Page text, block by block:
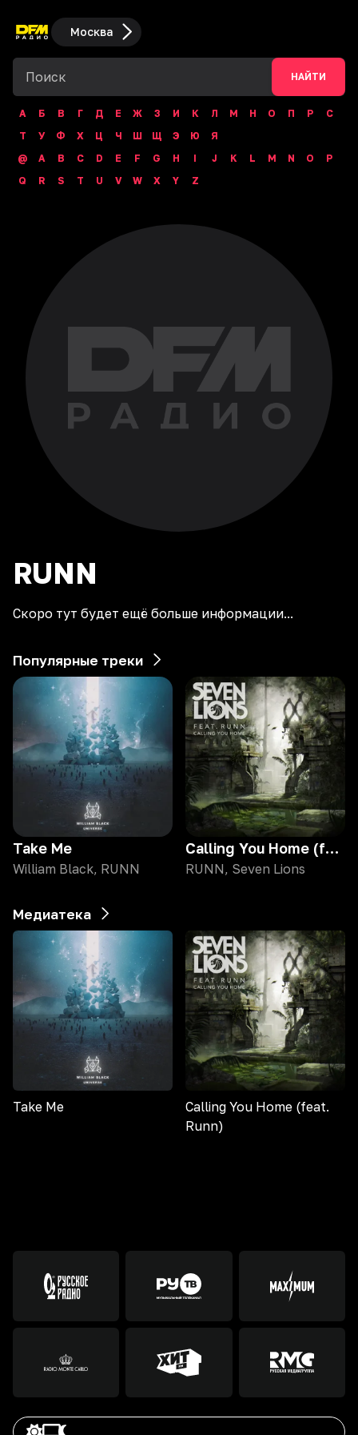
Москва
НАЙТИ
А Б В Г Д Е Ж З И К Л М Н О П Р
С
Т
У Ф Х Ц Ч Ш Щ Э Ю
Я
@
A B C D E F G H I J K L M N O
P
Q
R S T U V W X Y Z
RUNN
Скоро тут будет ещё больше информации...
Популярные треки
Take Me
William Black, RUNN
Calling You Home (feat. Runn)
RUNN, Seven Lions
Медиатека
Take Me
Calling You Home (feat.
Runn)